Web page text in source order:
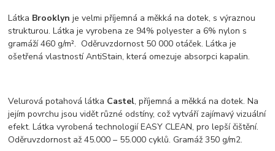
Látka Brooklyn je velmi příjemná a měkká na dotek, s výraznou
strukturou. Látka je vyrobena ze 94% polyester a 6% nylon s
gramáží 460 g/m². Oděruvzdornost 50 000 otáček. Látka je
ošetřená vlastností AntiStain, která omezuje absorpci kapalin.
Velurová potahová látka Castel, příjemná a měkká na dotek. Na
jejím povrchu jsou vidět různé odstíny, což vytváří zajímavý vizuální
efekt. Látka vyrobená technologií EASY CLEAN, pro lepší čištění.
Oděruvzdornost až 45.000 – 55.000 cyklů. Gramáž 350 g/m2.